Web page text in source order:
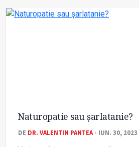
Naturopatie sau șarlatanie?
DE DR. VALENTIN PANTEA- IUN. 30, 2023